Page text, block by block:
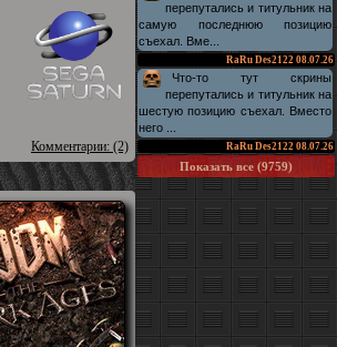
Комментарии: (2)
перепутались и титульник на
самую последнюю позицию
съехал. Вме...
RaRu Des2122 08.07.26
Что-то тут скрины
перепутались и титульник на
шестую позицию съехал. Вместо
него ...
RaRu Des2122 08.07.26
Показать все (9759)